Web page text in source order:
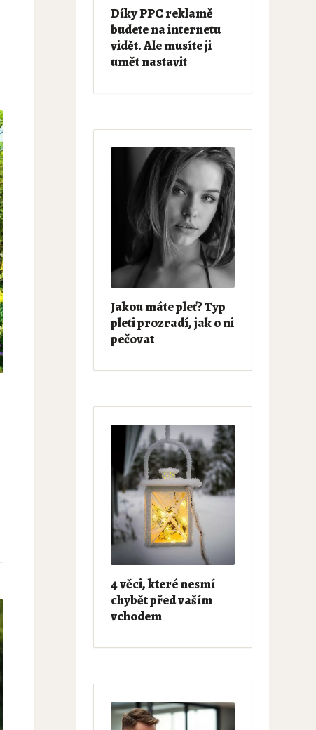
Díky PPC reklamě
budete na internetu
vidět. Ale musíte ji
umět nastavit
Jakou máte pleť? Typ
pleti prozradí, jak o ni
pečovat
4 věci, které nesmí
chybět před vaším
vchodem